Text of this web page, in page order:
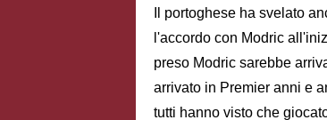
Il portoghese ha svelato
l'accordo con Modric
preso Modric sarebbe
arrivato in Premier anni e
tutti hanno visto che